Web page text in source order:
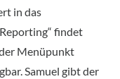
in das
findet
Menüpunkt
Samuel gibt der